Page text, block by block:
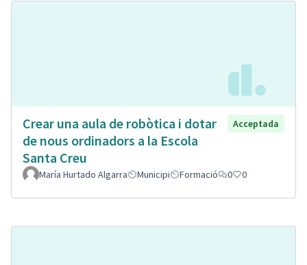
Crear una aula de robòtica i dotar
de nous ordinadors a la Escola
Santa Creu
Acceptada
María Hurtado Algarra Municipi Formació 0 0